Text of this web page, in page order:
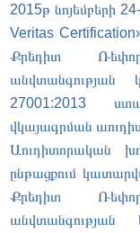
2015թ նոյեմբերի
Veritas
Քրեդիտ
անվտանգության
27001:2013
վկայագրման
Աուդիտորական
ընթացքում
Քրեդիտ